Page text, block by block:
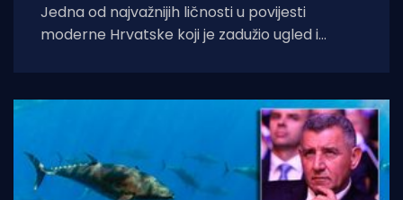
Jedna od najvažnijih ličnosti u povijesti
moderne Hrvatske koji je zadužio ugled i